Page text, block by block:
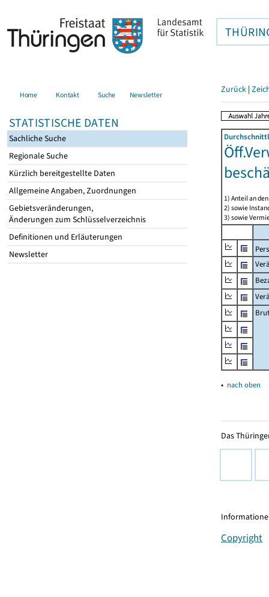
Home Kontakt Suche Newsletter
STATISTISCHE DATEN
Sachliche Suche
Regionale Suche
Kürzlich bereitgestellte Daten
Allgemeine Angaben, Zuordnungen
Gebietsveränderungen,
Änderungen zum Schlüsselverzeichnis
Definitionen und Erläuterungen
Newsletter
Zurück |
1) Anteil an
2) sowie
3) sowie
▴ nach oben
Das
Copyright